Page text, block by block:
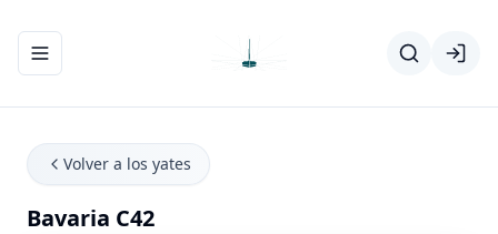
Abrir/cerrar el menú de navegación
Volver a los yates
Bavaria C42